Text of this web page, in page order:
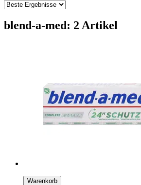
blend-a-med: 2 Artikel
Warenkorb